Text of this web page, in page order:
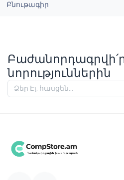
Բնութագիր
նորություններին